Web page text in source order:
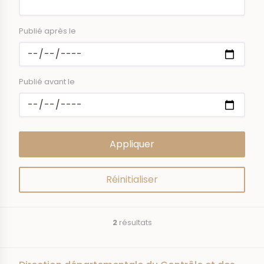
Publié après le
Publié avant le
2résultats